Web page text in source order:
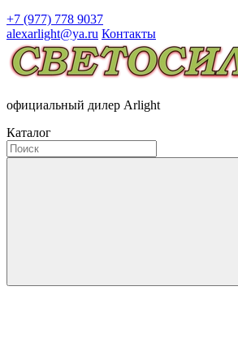
+7 (977) 778 9037
alexarlight@ya.ru Контакты
официальный дилер Arlight
Каталог